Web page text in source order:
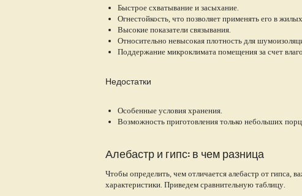
Быстрое схватывание и засыхание.
Огнестойкость, что позволяет применять его в
Высокие показатели связывания.
Относительно невысокая плотность для
Поддержание микроклимата помещения за счет
Недостатки
Особенные условия хранения.
Возможность приготовления только небольших
Алебастр и гипс: в чем разница
Чтобы определить, чем отличается алебастр от гипса,
характеристики. Приведем сравнительную таблицу.